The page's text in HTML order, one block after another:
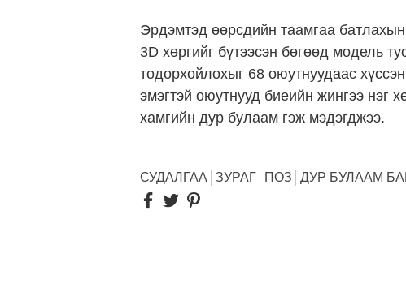
Эрдэмтэд өөрсдийн таамгаа
3D хөргийг бүтээсэн бөгөөд модель
тодорхойлохыг 68 оюутнуудаас
эмэгтэй оюутнууд биеийн жингээ нэг
хамгийн дур булаам гэж мэдэгджээ.
СУДАЛГАА ЗУРАГ ПОЗ ДУР БУЛААМ